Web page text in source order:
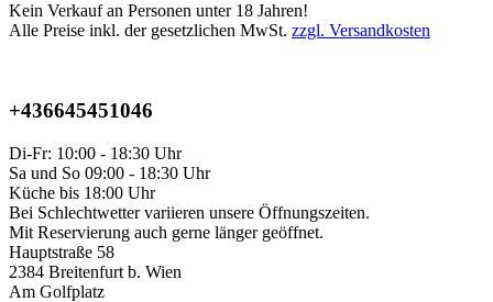
Kein Verkauf an Personen unter 18 Jahren!
Alle Preise inkl. der gesetzlichen MwSt. zzgl. Versandkosten
+436645451046
Di-Fr: 10:00 - 18:30 Uhr
Sa und So 09:00 - 18:30 Uhr
Küche bis 18:00 Uhr
Bei Schlechtwetter variieren unsere Öffnungszeiten.
Mit Reservierung auch gerne länger geöffnet.
Hauptstraße 58
2384 Breitenfurt b. Wien
Am Golfplatz